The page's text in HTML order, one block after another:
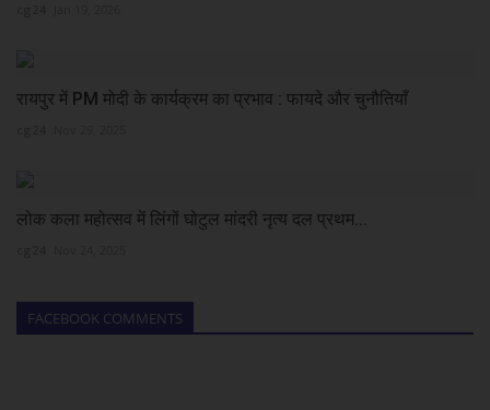
रायपुर में PM मोदी के कार्यक्रम का प्रभाव : फायदे और चुनौतियाँ
लोक कला महोत्सव में लिंगों घोटुल मांदरी नृत्य दल प्रथम...
FACEBOOK COMMENTS